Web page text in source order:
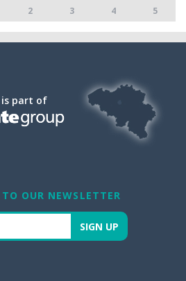
2 3 4 5
is part of
TO OUR NEWSLETTER